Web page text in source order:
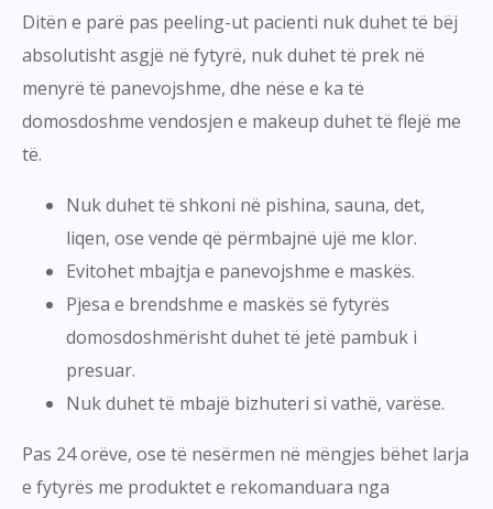
Ditën e parë pas peeling-ut pacienti nuk duhet të bëj
absolutisht asgjë në fytyrë, nuk duhet të prek në
menyrë të panevojshme, dhe nëse e ka të
domosdoshme vendosjen e makeup duhet të flejë me
të.
Nuk duhet të shkoni në pishina, sauna, det,
liqen, ose vende që përmbajnë ujë me klor.
Evitohet mbajtja e panevojshme e maskës.
Pjesa e brendshme e maskës së fytyrës
domosdoshmërisht duhet të jetë pambuk i
presuar.
Nuk duhet të mbajë bizhuteri si vathë, varëse.
Pas 24 orëve, ose të nesërmen në mëngjes bëhet larja
e fytyrës me produktet e rekomanduara nga